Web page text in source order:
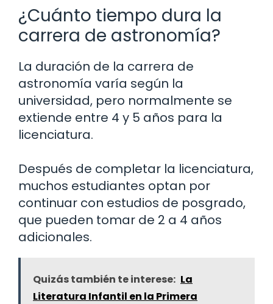
¿Cuánto tiempo dura la
carrera de astronomía?
La duración de la carrera de
astronomía varía según la
universidad, pero normalmente se
extiende entre 4 y 5 años para la
licenciatura.
Después de completar la licenciatura,
muchos estudiantes optan por
continuar con estudios de posgrado,
que pueden tomar de 2 a 4 años
adicionales.
Quizás también te interese: La
Literatura Infantil en la Primera